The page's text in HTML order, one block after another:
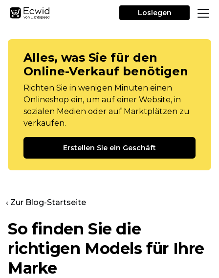
Loslegen
Alles, was Sie für den
Online-Verkauf benötigen
Richten Sie in wenigen Minuten einen
Onlineshop ein, um auf einer Website, in
sozialen Medien oder auf Marktplätzen zu
verkaufen.
Erstellen Sie ein Geschäft
‹ Zur Blog-Startseite
So finden Sie die
richtigen Models für Ihre
Marke